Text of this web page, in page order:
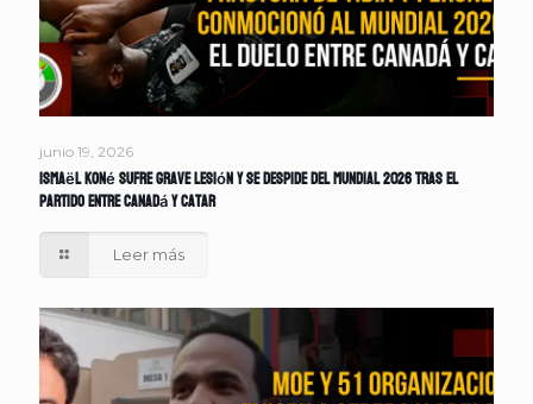
junio 19, 2026
Ismaël Koné sufre grave lesión y se despide del Mundial 2026 tras el
partido entre Canadá y Catar
Leer más